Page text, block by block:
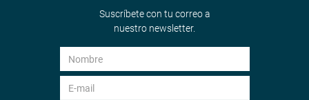
Suscríbete con tu correo a
nuestro newsletter.